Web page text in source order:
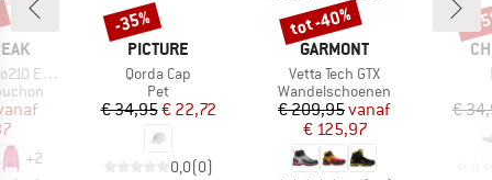
Zip Hoody
prijs
+2
MERK
PICTURE
Artikel
Qorda Cap
Productgroep
Pet
Prijs
€ 34,95Verlaagde prijs
€ 22,72
0,0(0)
Korting
-35%
MERK
GARMONT
Artikel
Vetta Tech GTX
Productgroep
Wandelschoenen
Prijs
€ 209,95Verlaagde prijs
vanaf
€ 125,97
Korting
tot -40%
€
-